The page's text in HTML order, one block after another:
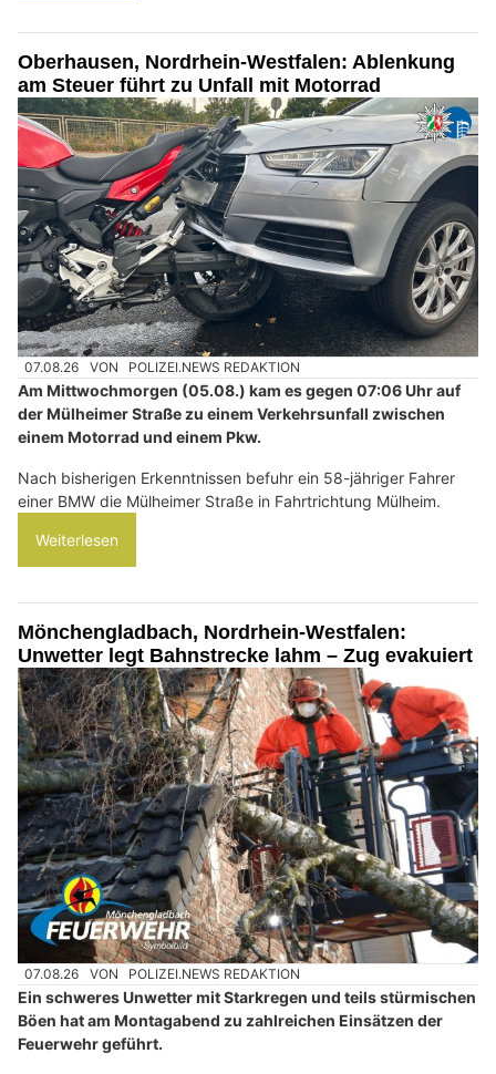
Oberhausen, Nordrhein-Westfalen: Ablenkung
am Steuer führt zu Unfall mit Motorrad
07.08.26 VON POLIZEI.NEWS REDAKTION
Am Mittwochmorgen (05.08.) kam es gegen 07:06 Uhr auf
der Mülheimer Straße zu einem Verkehrsunfall zwischen
einem Motorrad und einem Pkw.
Nach bisherigen Erkenntnissen befuhr ein 58-jähriger Fahrer
einer BMW die Mülheimer Straße in Fahrtrichtung Mülheim.
Weiterlesen
Mönchengladbach, Nordrhein-Westfalen:
Unwetter legt Bahnstrecke lahm – Zug evakuiert
07.08.26 VON POLIZEI.NEWS REDAKTION
Ein schweres Unwetter mit Starkregen und teils stürmischen
Böen hat am Montagabend zu zahlreichen Einsätzen der
Feuerwehr geführt.